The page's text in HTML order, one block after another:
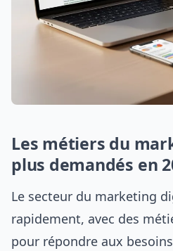
Les métiers du
plus demandés en
Le secteur du marketing
rapidement, avec des
pour répondre aux